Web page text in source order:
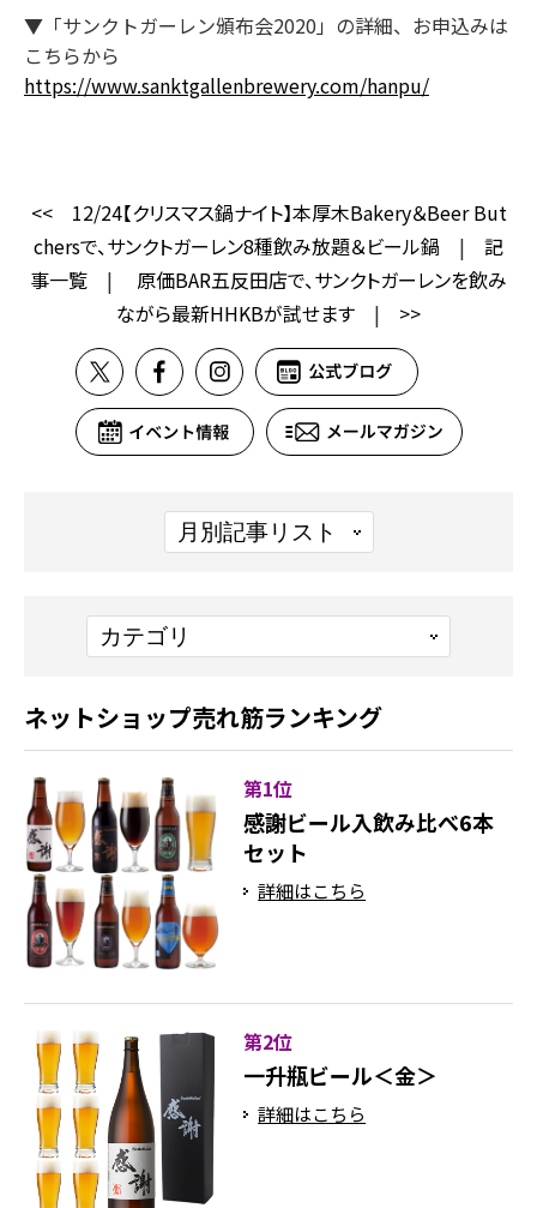
▼「サンクトガーレン頒布会2020」の詳細、お申込みは
こちらから
https://www.sanktgallenbrewery.com/hanpu/
<<
12/24【クリスマス鍋ナイト】本厚木Bakery＆Beer But
chersで、サンクトガーレン8種飲み放題＆ビール鍋 | 記
事一覧 |
原価BAR五反田店で、サンクトガーレンを飲み
ながら最新HHKBが試せます | >>
ネットショップ売れ筋ランキング
第1位
感謝ビール入飲み比べ6本
セット
詳細はこちら
第2位
一升瓶ビール＜金＞
詳細はこちら